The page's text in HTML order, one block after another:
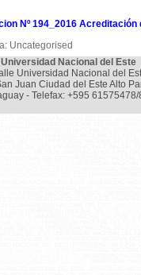
Nº 194_2016
Uncategorised
Universidad Nacional del Este
Universidad Nacional del
Juan Ciudad del Este Alto
- Telefax: +595 61575478/